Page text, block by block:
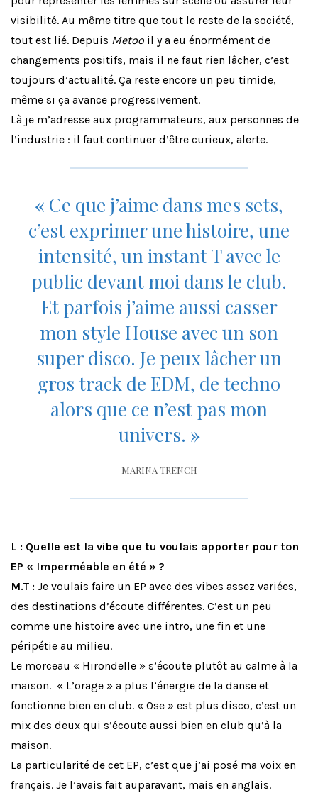
visibilité. Au même titre que tout le reste de la société,
tout est lié. Depuis Metoo il y a eu énormément de
changements positifs, mais il ne faut rien lâcher, c’est
toujours d’actualité. Ça reste encore un peu timide,
même si ça avance progressivement.
Là je m’adresse aux programmateurs, aux personnes de
l’industrie : il faut continuer d’être curieux, alerte.
« Ce que j’aime dans mes sets,
c’est exprimer une histoire, une
intensité, un instant T avec le
public devant moi dans le club.
Et parfois j’aime aussi casser
mon style House avec un son
super disco. Je peux lâcher un
gros track de EDM, de techno
alors que ce n’est pas mon
univers. »
MARINA TRENCH
L : Quelle est la vibe que tu voulais apporter pour ton
EP « Imperméable en été » ?
M.T : Je voulais faire un EP avec des vibes assez variées,
des destinations d’écoute différentes. C’est un peu
comme une histoire avec une intro, une fin et une
péripétie au milieu.
Le morceau « Hirondelle » s’écoute plutôt au calme à la
maison. « L’orage » a plus l’énergie de la danse et
fonctionne bien en club. « Ose » est plus disco, c’est un
mix des deux qui s’écoute aussi bien en club qu’à la
maison.
La particularité de cet EP, c’est que j’ai posé ma voix en
français. Je l’avais fait auparavant, mais en anglais.